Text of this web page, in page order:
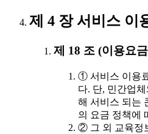
제 4 장 서비스 이
제 18 조 (이용요
① 서비스 이용
다. 단, 민간업
해 서비스 되는
의 요금 정책에
② 그 외 교육정